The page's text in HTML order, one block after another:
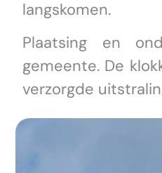
langskomen.
Plaatsing en
gemeente. De
verzorgde